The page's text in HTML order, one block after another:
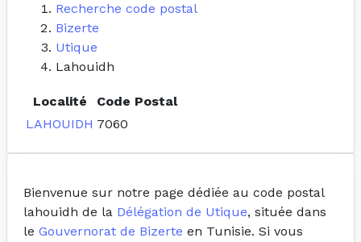
Recherche code postal
Bizerte
Utique
Lahouidh
Localité
Code Postal
LAHOUIDH 7060
Bienvenue sur notre page dédiée au code postal
lahouidh de la Délégation de Utique, située dans
le Gouvernorat de Bizerte en Tunisie. Si vous